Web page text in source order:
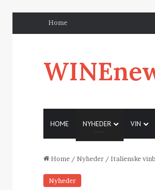
Home
HOME NYHEDER VIN
Home / Nyheder / Italienske
Nyheder